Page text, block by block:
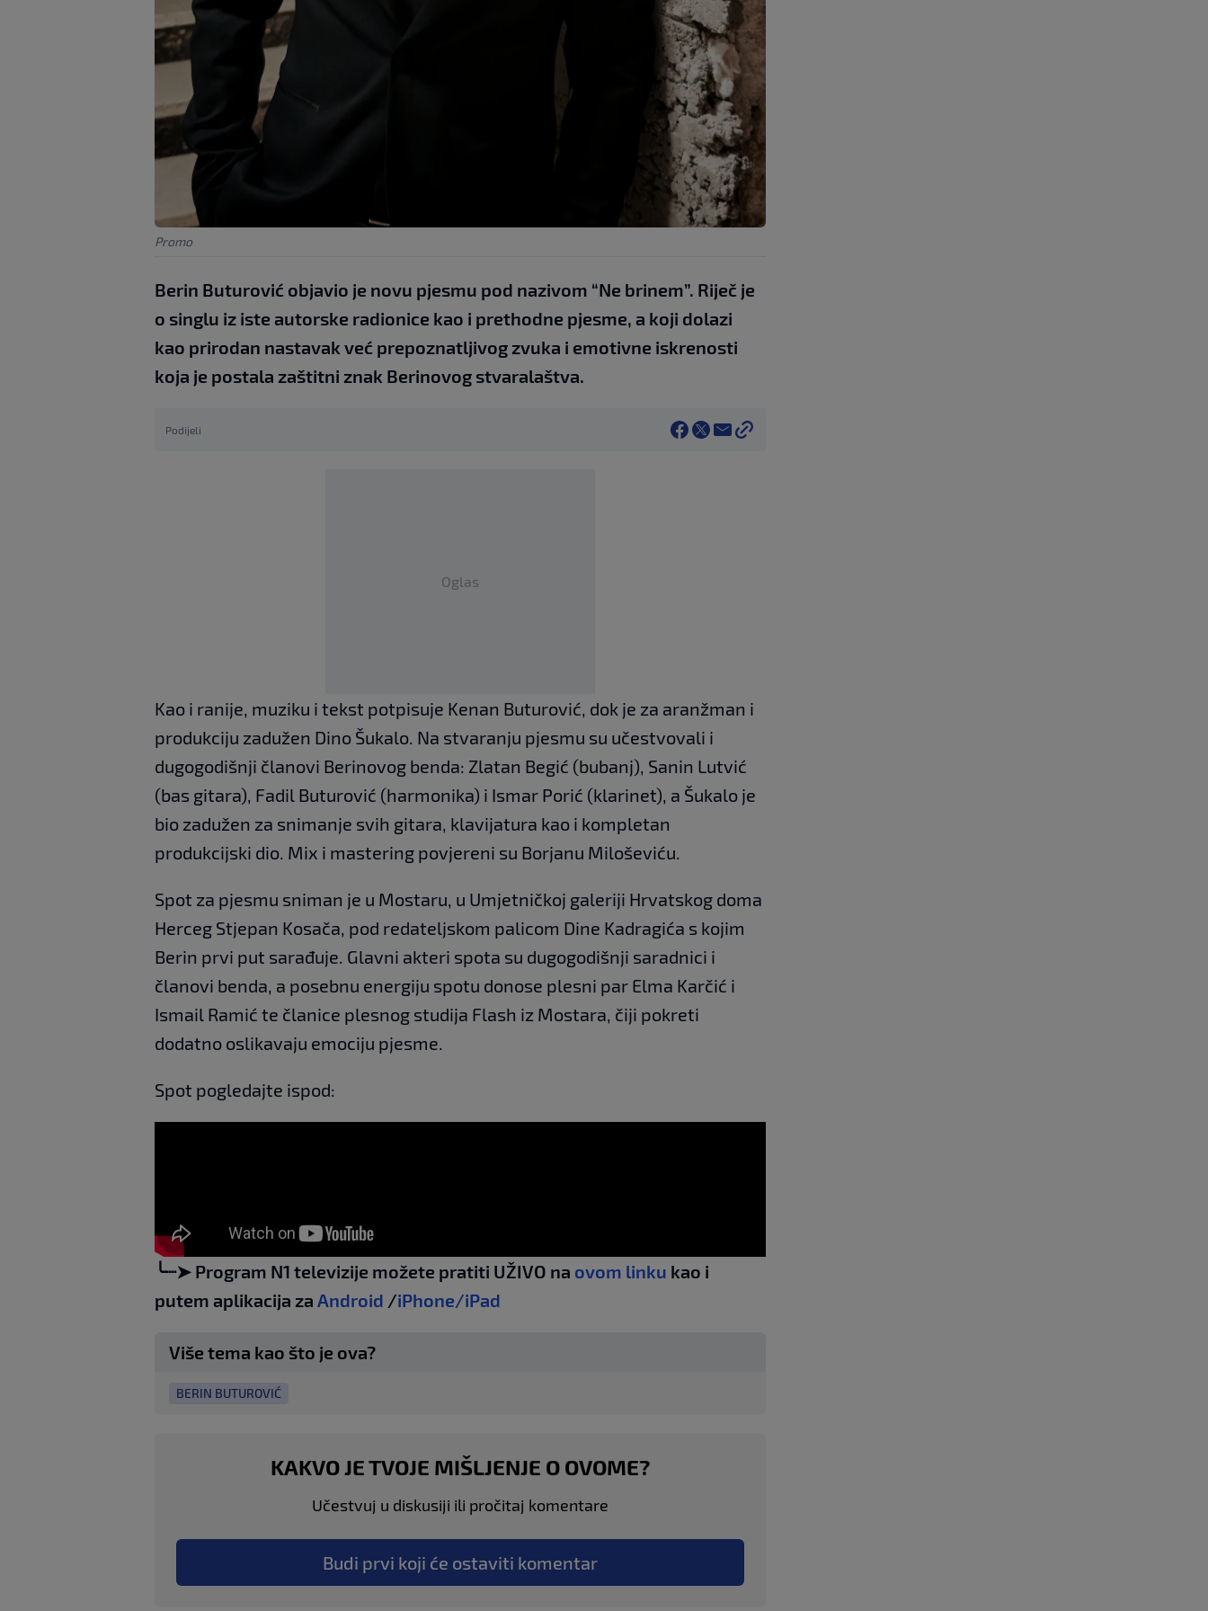
Promo
Berin Buturović objavio je novu pjesmu pod nazivom “Ne brinem”. Riječ je
o singlu iz iste autorske radionice kao i prethodne pjesme, a koji dolazi
kao prirodan nastavak već prepoznatljivog zvuka i emotivne iskrenosti
koja je postala zaštitni znak Berinovog stvaralaštva.
Podijeli
Oglas
Kao i ranije, muziku i tekst potpisuje Kenan Buturović, dok je za aranžman i
produkciju zadužen Dino Šukalo. Na stvaranju pjesmu su učestvovali i
dugogodišnji članovi Berinovog benda: Zlatan Begić (bubanj), Sanin Lutvić
(bas gitara), Fadil Buturović (harmonika) i Ismar Porić (klarinet), a Šukalo je
bio zadužen za snimanje svih gitara, klavijatura kao i kompletan
produkcijski dio. Mix i mastering povjereni su Borjanu Miloševiću.
Spot za pjesmu sniman je u Mostaru, u Umjetničkoj galeriji Hrvatskog doma
Herceg Stjepan Kosača, pod redateljskom palicom Dine Kadragića s kojim
Berin prvi put sarađuje. Glavni akteri spota su dugogodišnji saradnici i
članovi benda, a posebnu energiju spotu donose plesni par Elma Karčić i
Ismail Ramić te članice plesnog studija Flash iz Mostara, čiji pokreti
dodatno oslikavaju emociju pjesme.
Spot pogledajte ispod:
╰┈➤ Program N1 televizije možete pratiti UŽIVO na ovom linku kao i
putem aplikacija za Android /iPhone/iPad
Više tema kao što je ova?
BERIN BUTUROVIĆ
KAKVO JE TVOJE MIŠLJENJE O OVOME?
Učestvuj u diskusiji ili pročitaj komentare
Budi prvi koji će ostaviti komentar